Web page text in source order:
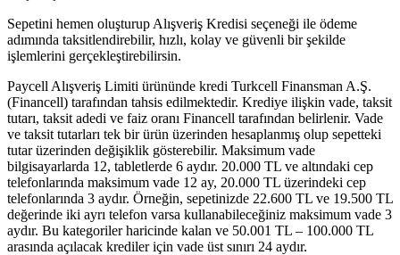
Sepetini hemen oluşturup Alışveriş Kredisi seçeneği ile ödeme
adımında taksitlendirebilir, hızlı, kolay ve güvenli bir şekilde
işlemlerini gerçekleştirebilirsin.
Paycell Alışveriş Limiti ürününde kredi Turkcell Finansman A.Ş.
(Financell) tarafından tahsis edilmektedir. Krediye ilişkin vade, taksit
tutarı, taksit adedi ve faiz oranı Financell tarafından belirlenir. Vade
ve taksit tutarları tek bir ürün üzerinden hesaplanmış olup sepetteki
tutar üzerinden değişiklik gösterebilir. Maksimum vade
bilgisayarlarda 12, tabletlerde 6 aydır. 20.000 TL ve altındaki cep
telefonlarında maksimum vade 12 ay, 20.000 TL üzerindeki cep
telefonlarında 3 aydır. Örneğin, sepetinizde 22.600 TL ve 19.500 TL
değerinde iki ayrı telefon varsa kullanabileceğiniz maksimum vade 3
aydır. Bu kategoriler haricinde kalan ve 50.001 TL – 100.000 TL
arasında açılacak krediler için vade üst sınırı 24 aydır.